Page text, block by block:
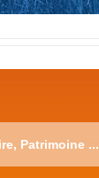
Patrimoine ...